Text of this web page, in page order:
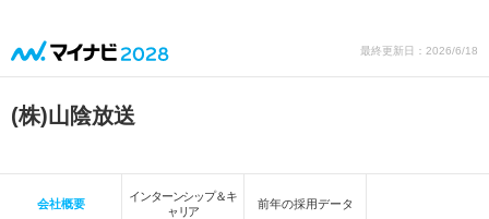
最終更新日：2026/6/18
(株)山陰放送
会社概要
インターンシップ＆キ
ャリア
前年の採用データ